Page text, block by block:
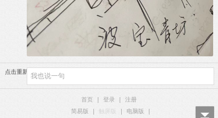
点击重新加载
首页 | 登录 |
注册
简易版
| 触屏版 | 电脑版 |